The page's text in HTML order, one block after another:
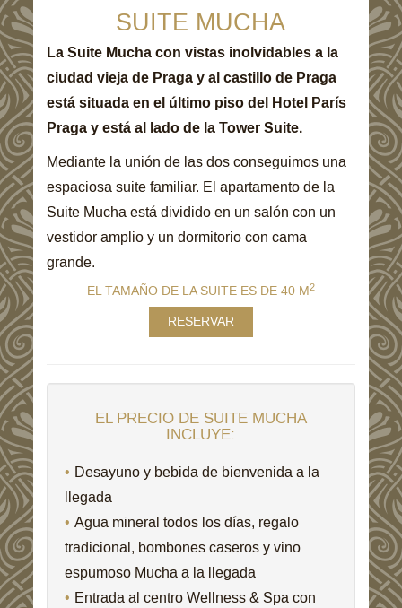
SUITE MUCHA
La Suite Mucha con vistas inolvidables a la
ciudad vieja de Praga y al castillo de Praga
está situada en el último piso del Hotel París
Praga y está al lado de la Tower Suite.
Mediante la unión de las dos conseguimos una
espaciosa suite familiar. El apartamento de la
Suite Mucha está dividido en un salón con un
vestidor amplio y un dormitorio con cama
grande.
EL TAMAÑO DE LA SUITE ES DE 40 M2
RESERVAR
EL PRECIO DE SUITE MUCHA
INCLUYE:
Desayuno y bebida de bienvenida a la
llegada
Agua mineral todos los días, regalo
tradicional, bombones caseros y vino
espumoso Mucha a la llegada
Entrada al centro Wellness & Spa con